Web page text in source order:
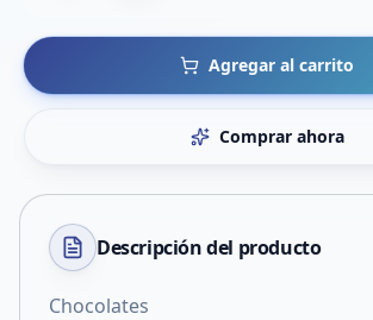
Agregar al carrito
Comprar ahora
Descripción del producto
Chocolates